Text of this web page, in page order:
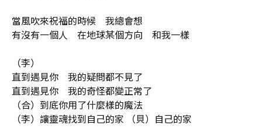
當風吹來祝福的時候 我總會想
有沒有一個人 在地球某個方向 和我一樣
（李）
直到遇見你 我的疑問都不見了
直到遇見你 我的奇怪都變正常了
（合）到底你用了什麼樣的魔法
（李）讓靈魂找到自己的家 （貝）自己的家